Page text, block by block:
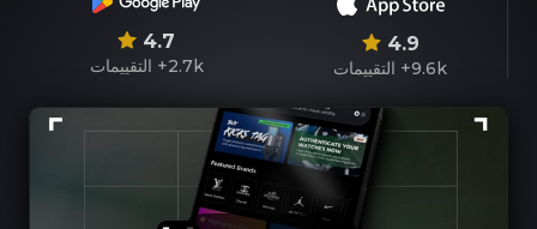
4.9
9.6k+ التقييمات
4.7
2.7k+ التقييمات